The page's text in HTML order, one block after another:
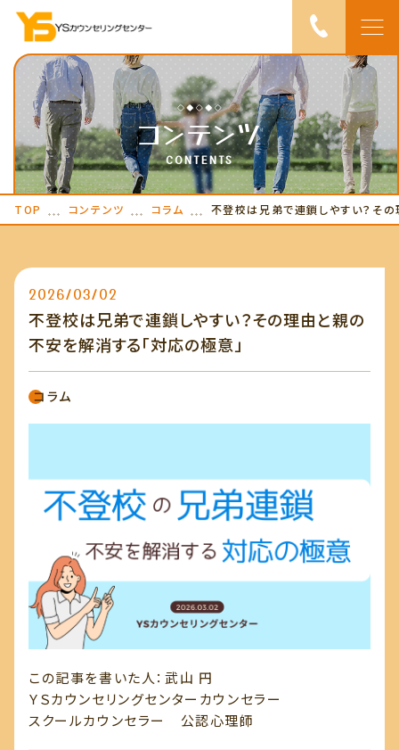
TOP
ピックアップ
当センターについ
て
お知らせ
事務所概要
お知らせ一覧
コンテンツ一覧
コンテンツ
CONTENTS
TOP コンテンツ コラム 不登校は兄弟で連鎖しやすい？そ
2026/03/02
不登校は兄弟で連鎖しやすい？その理由と親の
不安を解消する「対応の極意」
コラム
この記事を書いた人：武山 円
ＹＳカウンセリングセンターカウンセラー
スクールカウンセラー 公認心理師